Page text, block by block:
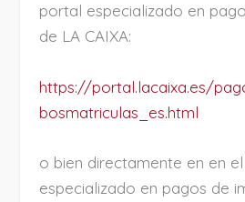
portal especializado en
de LA CAIXA:
https://portal.lacaixa.es/
bosmatriculas_es.html
o bien directamente en en
especializado en pagos de